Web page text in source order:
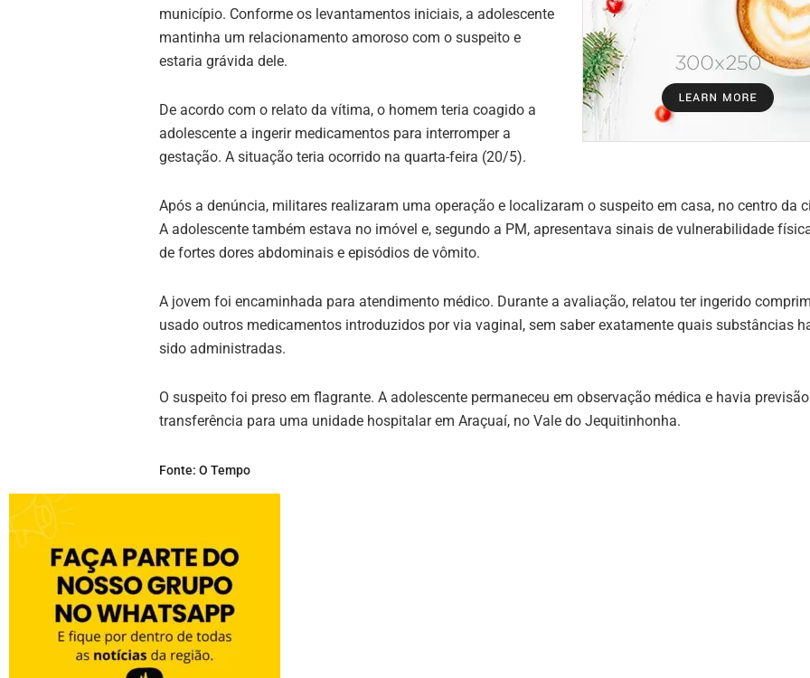
município. Conforme os levantamentos iniciais, a adolescente
mantinha um relacionamento amoroso com o suspeito e
estaria grávida dele.
De acordo com o relato da vítima, o homem teria coagido a
adolescente a ingerir medicamentos para interromper a
gestação. A situação teria ocorrido na quarta-feira (20/5).
Após a denúncia, militares realizaram uma operação e localizaram o suspeito em casa, no centro da
A adolescente também estava no imóvel e, segundo a PM, apresentava sinais de vulnerabilidade
de fortes dores abdominais e episódios de vômito.
A jovem foi encaminhada para atendimento médico. Durante a avaliação, relatou ter ingerido
usado outros medicamentos introduzidos por via vaginal, sem saber exatamente quais substâncias
sido administradas.
O suspeito foi preso em flagrante. A adolescente permaneceu em observação médica e havia
transferência para uma unidade hospitalar em Araçuaí, no Vale do Jequitinhonha.
Fonte: O Tempo